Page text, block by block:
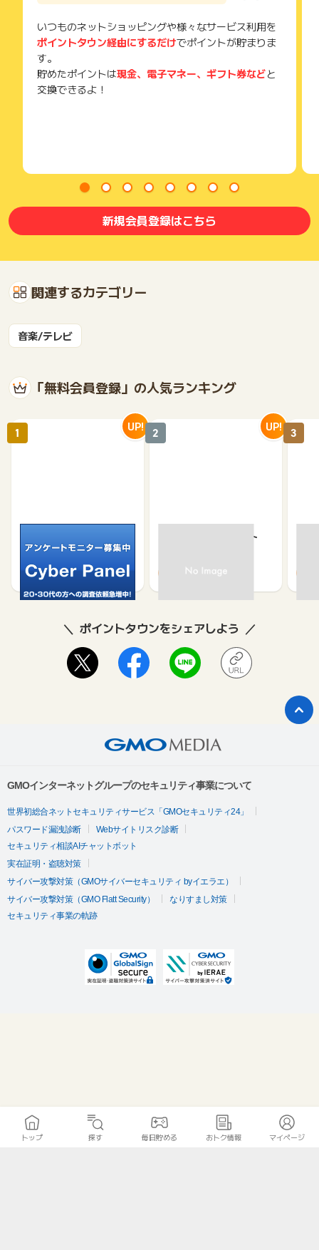
いつものネットショッピングや様々なサービス利用を
ポイントタウン経由にするだけでポイントが貯まりま
す。
貯めたポイントは現金、電子マネー、ギフト券などと
交換できるよ！
新規会員登録はこちら
関連するカテゴリー
音楽/テレビ
「無料会員登録」の人気ランキング
500 750
1 UP!
京急プレミアポイント
370 650
2 UP! 3
ポイントタウンをシェアしよう
GMOインターネットグループのセキュリティ事業について
世界初総合ネットセキュリティサービス「GMOセキュリティ24」
パスワード漏洩診断
Webサイトリスク診断
セキュリティ相談AIチャットボット
実在証明・盗聴対策
サイバー攻撃対策（GMOサイバーセキュリティ byイエラエ）
サイバー攻撃対策（GMO Flatt Security）
なりすまし対策
セキュリティ事業の軌跡
トップ 探す 毎日貯める おトク情報 マイページ